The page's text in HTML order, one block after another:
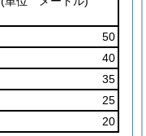
50
40
35
25
20